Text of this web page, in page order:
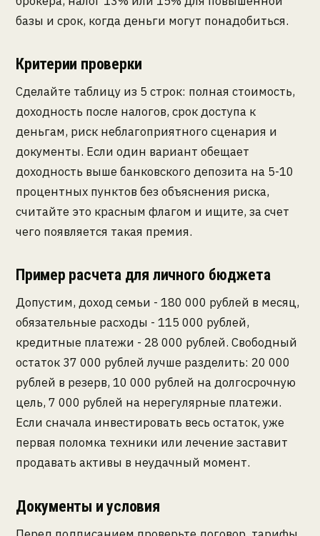
базы и срок, когда деньги могут понадобиться.
Критерии проверки
Сделайте таблицу из 5 строк: полная стоимость,
доходность после налогов, срок доступа к
деньгам, риск неблагоприятного сценария и
документы. Если один вариант обещает
доходность выше банковского депозита на 5-10
процентных пунктов без объяснения риска,
считайте это красным флагом и ищите, за счет
чего появляется такая премия.
Пример расчета для личного бюджета
Допустим, доход семьи - 180 000 рублей в месяц,
обязательные расходы - 115 000 рублей,
кредитные платежи - 28 000 рублей. Свободный
остаток 37 000 рублей лучше разделить: 20 000
рублей в резерв, 10 000 рублей на долгосрочную
цель, 7 000 рублей на нерегулярные платежи.
Если сначала инвестировать весь остаток, уже
первая поломка техники или лечение заставит
продавать активы в неудачный момент.
Документы и условия